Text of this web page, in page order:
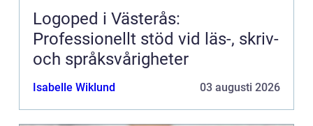
Logoped i Västerås:
Professionellt stöd vid läs-, skriv-
och språksvårigheter
Isabelle Wiklund 03 augusti 2026